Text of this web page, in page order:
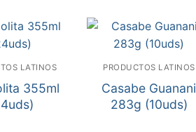
LATINOS
355ml
PRODUCTOS LATINOS
Casabe Guanani
283g (10uds)